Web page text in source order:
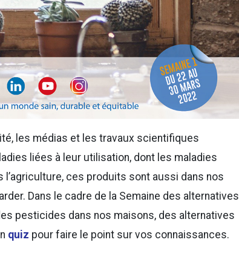
les médias et les travaux scientifiques
liées à leur utilisation, dont les maladies
ces produits sont aussi dans nos
Dans le cadre de la Semaine des alternatives
pesticides dans nos maisons, des alternatives
quiz pour faire le point sur vos connaissances.